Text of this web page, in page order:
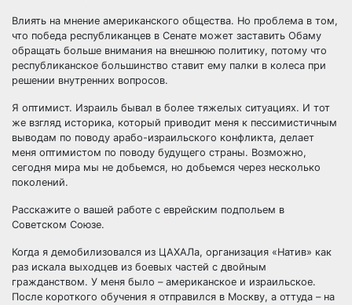
Влиять на мнение американского общества. Но проблема в том,
что победа республиканцев в Сенате может заставить Обаму
обращать больше внимания на внешнюю политику, потому что
республиканское большинство ставит ему палки в колеса при
решении внутренних вопросов.
Я оптимист. Израиль бывал в более тяжелых ситуациях. И тот
же взгляд историка, который приводит меня к пессимистичным
выводам по поводу арабо-израильского конфликта, делает
меня оптимистом по поводу будущего страны. Возможно,
сегодня мира мы не добьемся, но добьемся через несколько
поколений.
Расскажите о вашей работе с еврейским подпольем в
Советском Союзе.
Когда я демобилизовался из ЦАХАЛа, организация «Натив» как
раз искала выходцев из боевых частей с двойным
гражданством. У меня было – американское и израильское.
После короткого обучения я отправился в Москву, а оттуда – на